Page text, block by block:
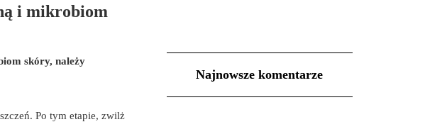
i mikrobiom
skóry, należy
Po tym etapie, zwilż
Najnowsze komentarze